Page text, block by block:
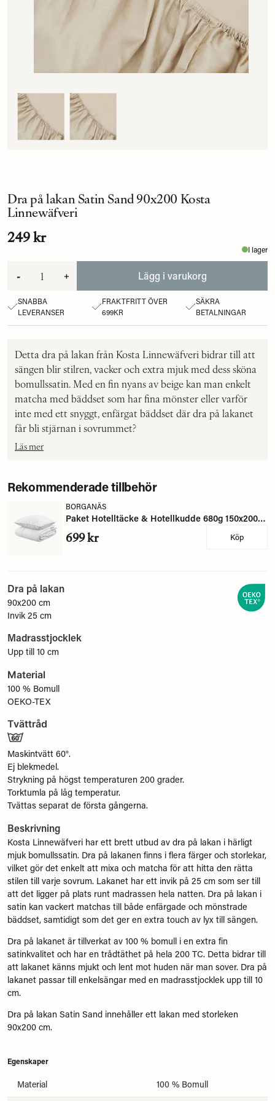
Dra på lakan Satin Sand 90x200 Kosta
Linnewäfveri
249 kr
I lager
- + Lägg i varukorg
SNABBA
LEVERANSER
FRAKTFRITT ÖVER
699KR
SÄKRA
BETALNINGAR
Detta dra på lakan från Kosta Linnewäfveri bidrar till att
sängen blir stilren, vacker och extra mjuk med dess sköna
bomullssatin. Med en fin nyans av beige kan man enkelt
matcha med bäddset som har fina mönster eller varför
inte med ett snyggt, enfärgat bäddset där dra på lakanet
får bli stjärnan i sovrummet?
Läs mer
Rekommenderade tillbehör
BORGANÄS
Paket Hotelltäcke & Hotellkudde 680g 150x200 + 650g 50x60 Borganäs of Sweden
699 kr Köp
Dra på lakan
90x200 cm
Invik 25 cm
Madrasstjocklek
Upp till 10 cm
Material
100 % Bomull
OEKO-TEX
Tvättråd
Maskintvätt 60°.
Ej blekmedel.
Strykning på högst temperaturen 200 grader.
Torktumla på låg temperatur.
Tvättas separat de första gångerna.
Beskrivning
Kosta Linnewäfveri har ett brett utbud av dra på lakan i härligt
mjuk bomullssatin. Dra på lakanen finns i flera färger och storlekar,
vilket gör det enkelt att mixa och matcha för att hitta den rätta
stilen till varje sovrum. Lakanet har ett invik på 25 cm som ser till
att det ligger på plats runt madrassen hela natten. Dra på lakan i
satin kan vackert matchas till både enfärgade och mönstrade
bäddset, samtidigt som det ger en extra touch av lyx till sängen.
Dra på lakanet är tillverkat av 100 % bomull i en extra fin
satinkvalitet och har en trådtäthet på hela 200 TC. Detta bidrar till
att lakanet känns mjukt och lent mot huden när man sover. Dra på
lakanet passar till enkelsängar med en madrasstjocklek upp till 10
cm.
Dra på lakan Satin Sand innehåller ett lakan med storleken
90x200 cm.
Egenskaper
Material 100 % Bomull